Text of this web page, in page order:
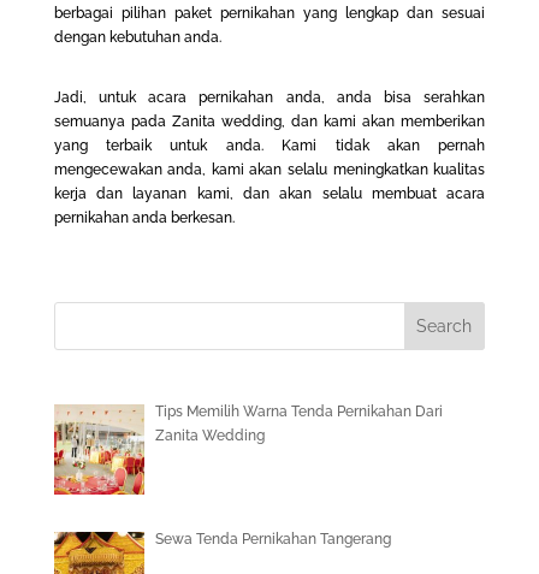
berbagai pilihan paket pernikahan yang lengkap dan sesuai
dengan kebutuhan anda.
Jadi, untuk acara pernikahan anda, anda bisa serahkan
semuanya pada Zanita wedding, dan kami akan memberikan
yang terbaik untuk anda. Kami tidak akan pernah
mengecewakan anda, kami akan selalu meningkatkan kualitas
kerja dan layanan kami, dan akan selalu membuat acara
pernikahan anda berkesan.
Tips Memilih Warna Tenda Pernikahan Dari
Zanita Wedding
Sewa Tenda Pernikahan Tangerang